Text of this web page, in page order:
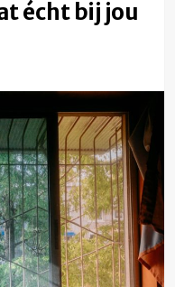
écht bij jou